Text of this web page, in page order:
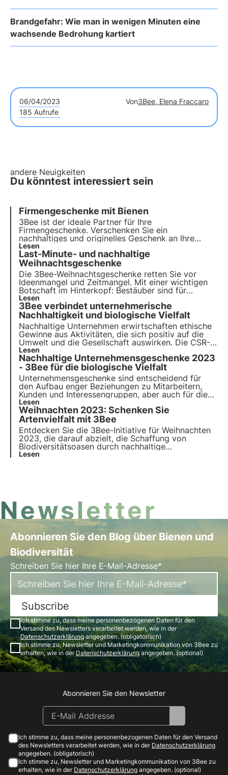
Brandgefahr: Wie man in wenigen Minuten eine
wachsende Bedrohung kartiert
06/04/2023 Von3Bee, Elena Fraccaro
185 Aufrufe
andere Neuigkeiten
Du könntest interessiert sein
Firmengeschenke mit Bienen
3Bee ist der ideale Partner für Ihre
Firmengeschenke. Verschenken Sie ein
nachhaltiges und originelles Geschenk an Ihre
Mitarbeiter, ein Firmengeschenk, das gut für die
Umwelt ist. Verschenken Sie die Patenschaft für
einen Bienenstock und machen Sie Ihr
Unternehmen nachhaltig mit 3Bee
Lesen
Last-Minute- und nachhaltige
Weihnachtsgeschenke
Die 3Bee-Weihnachtsgeschenke retten Sie vor
Ideenmangel und Zeitmangel. Mit einer wichtigen
Botschaft im Hinterkopf: Bestäuber sind für
unseren Planeten von grundlegender Bedeutung
und müssen geschützt werden.
Lesen
3Bee verbindet unternehmerische
Nachhaltigkeit und biologische Vielfalt
Nachhaltige Unternehmen erwirtschaften ethische
Gewinne aus Aktivitäten, die sich positiv auf die
Umwelt und die Gesellschaft auswirken. Die CSR-
Projekte von 3Bee regenerieren die Artenvielfalt.
Finden Sie heraus, wie Sie (mehr) nachhaltig sein
können und wie Sie die biologische Vielfalt durch
die Einbeziehung Ihrer Mitarbeiter schützen
können.
Lesen
Nachhaltige Unternehmensgeschenke 2023
- 3Bee für die biologische Vielfalt
Unternehmensgeschenke sind entscheidend für
den Aufbau enger Beziehungen zu Mitarbeitern,
Kunden und Interessengruppen, aber auch für die
Vermittlung von Unternehmenswerten. Dabei spielt
die Nachhaltigkeit eine immer wichtigere Rolle.
Entdecken Sie die nachhaltigen Werbegeschenke
von 3Bee: Wählen Sie aus und schenken Sie
biologische Vielfalt.
Lesen
Weihnachten 2023: Schenken Sie
Artenvielfalt mit 3Bee
Entdecken Sie die 3Bee-Initiative für Weihnachten
2023, die darauf abzielt, die Schaffung von
Biodiversitätsoasen durch nachhaltige
Geschenkoptionen zu unterstützen. Im Rahmen von
Lesen
Newsletter
Abonnieren Sie den Blog über Bienen und
Biodiversität
Schreiben Sie hier Ihre E-Mail-Adresse*
Subscribe
Ich stimme zu, dass meine personenbezogenen Daten für den
Versand des Newsletters verarbeitet werden, wie in der
Datenschutzerklärungangegeben. (obligatorisch)
Ich stimme zu, Newsletter und Marketingkommunikation von 3Bee zu
erhalten, wie in derDatenschutzerklärungangegeben. (optional)
Instagram
Facebook
Linkedin
Youtube
Abonnieren Sie den Newsletter
Ich stimme zu, dass meine personenbezogenen Daten für den Versand
des Newsletters verarbeitet werden, wie in der Datenschutzerklärung
angegeben. (obligatorisch)
Ich stimme zu, Newsletter und Marketingkommunikation von 3Bee zu
erhalten, wie in der Datenschutzerklärung angegeben. (optional)